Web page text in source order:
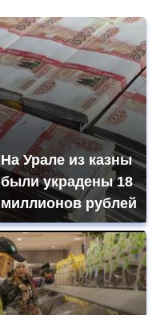
На Урале из казны
были украдены 18
миллионов рублей